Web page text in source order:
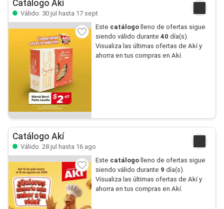
Catálogo Akí
Válido: 30 jul hasta 17 sept
Este catálogo lleno de ofertas sigue
siendo válido durante 40 día(s).
Visualiza las últimas ofertas de Akí y
ahorra en tus compras en Akí.
Catálogo Akí
Válido: 28 jul hasta 16 ago
Este catálogo lleno de ofertas sigue
siendo válido durante 9 día(s).
Visualiza las últimas ofertas de Akí y
ahorra en tus compras en Akí.